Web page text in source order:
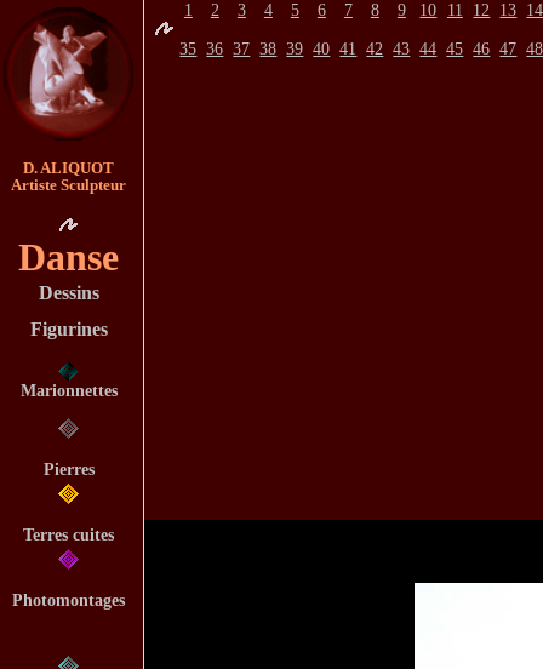
1 2 3 4 5 6 7 8 9 10 11 12 13 14
35 36 37 38 39 40 41 42 43 44 45 46 47 48
D. ALIQUOT
Artiste Sculpteur
Danse
Dessins
Figurines
Marionnettes
Pierres
Terres cuites
Photomontages